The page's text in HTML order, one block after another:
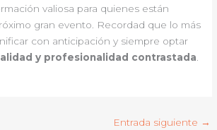
valiosa para quienes están
gran evento. Recordad que lo más
con anticipación y siempre optar
y profesionalidad contrastada.
Entrada siguiente →